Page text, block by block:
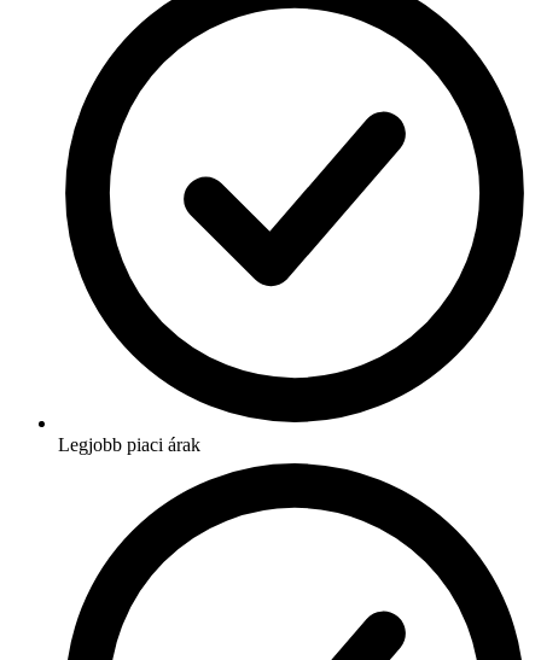
Legjobb piaci árak